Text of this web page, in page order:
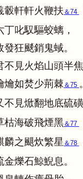
轂軒軒火鞭扶 ＆74
丁叱馭驅蛟螭，
發狂颷銷鬼蜮。
不見火焰山頭半焦
爚如焚少荊棘 ＆75 。
不見焮翻地底硫
枯海破飛煙黑＆77
麟之颶炊繁星 ＆78
金爍石鯨鯢息。